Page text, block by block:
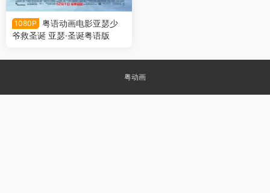
1080P
粤语动画电影亚瑟少
爷救圣诞 亚瑟·圣诞粤语版
粤动画